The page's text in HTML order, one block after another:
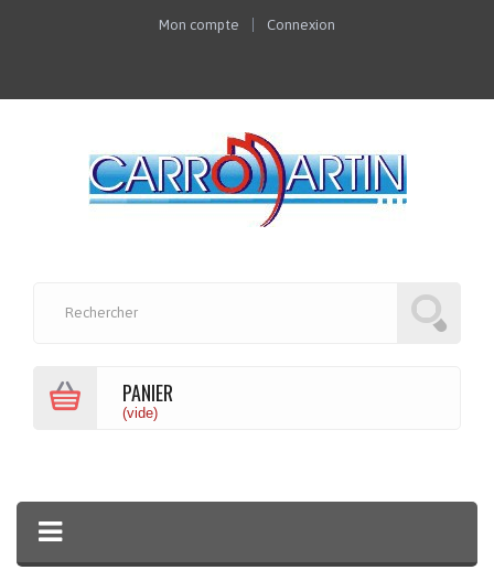
Mon compte Connexion
PANIER
(vide)